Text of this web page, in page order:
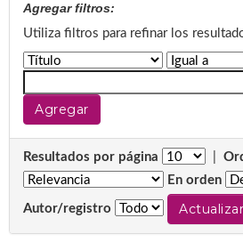
Agregar filtros:
Utiliza filtros para refinar los
Resultados por página
En orden
Autor/registro